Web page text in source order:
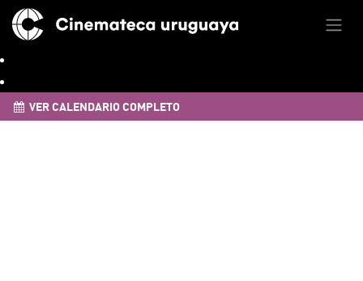
VER CALENDARIO COMPLETO